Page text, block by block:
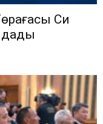
Си